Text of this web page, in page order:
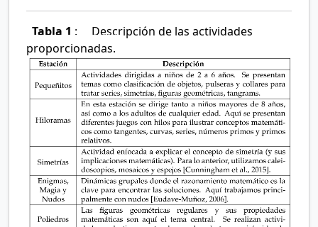
Tabla 1 :
Descripción de las actividades
proporcionadas.